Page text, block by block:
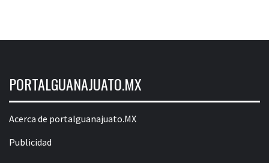
PORTALGUANAJUATO.MX
Acerca de portalguanajuato.MX
Publicidad